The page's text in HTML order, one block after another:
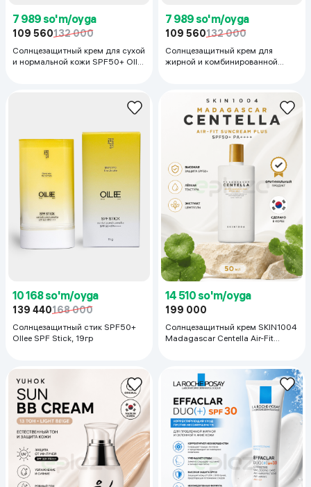
7 989 so'm/oyga
109 560132 000
Солнцезащитный крем для сухой
и нормальной кожи SPF50+ Ollee
7 989 so'm/oyga
109 560132 000
Солнцезащитный крем для
жирной и комбинированной
10 168 so'm/oyga
139 440168 000
Солнцезащитный стик SPF50+
Ollee SPF Stick, 19гр
14 510 so'm/oyga
199 000
Солнцезащитный крем SKIN1004
Madagascar Centella Air-Fit